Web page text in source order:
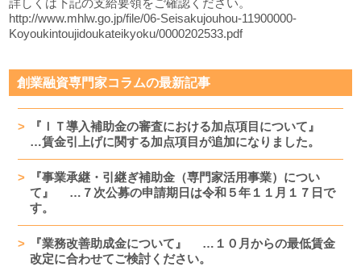
詳しくは下記の支給要領をご確認ください。
http://www.mhlw.go.jp/file/06-Seisakujouhou-11900000-
Koyoukintoujidoukateikyoku/0000202533.pdf
創業融資専門家コラムの最新記事
『ＩＴ導入補助金の審査における加点項目について』
…賃金引上げに関する加点項目が追加になりました。
『事業承継・引継ぎ補助金（専門家活用事業）につい
て』 …７次公募の申請期日は令和５年１１月１７日で
す。
『業務改善助成金について』 …１０月からの最低賃金
改定に合わせてご検討ください。